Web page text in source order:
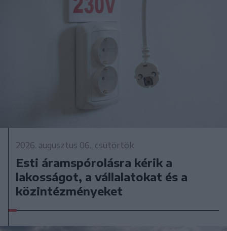
2026. augusztus 06., csütörtök
Esti áramspórolásra kérik a
lakosságot, a vállalatokat és a
közintézményeket